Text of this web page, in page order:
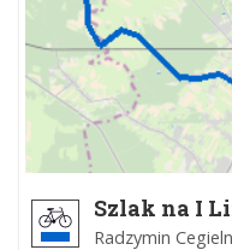
Szlak na I
Stefana
Radzymin